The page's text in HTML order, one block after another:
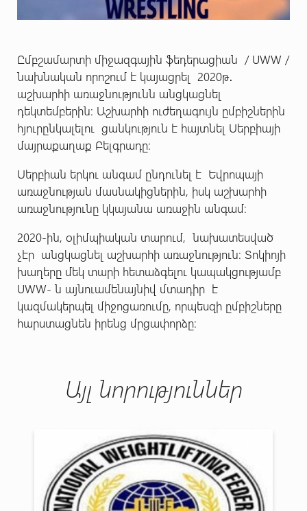
Ըմբշամարտի միջազգային ֆեդերացիան / UWW /
նախնական որոշում է կայացրել 2020թ․
աշխարհի առաջնությունն անցկացնել
դեկտեմբերին։ Աշխարհի ուժեղագույն ըմբիշներին
հյուրընկալելու ցանկություն է հայտնել Սերբիայի
մայրաքաղաք Բելգրադը:
Սերբիան երկու անգամ ընդունել է Եվրոպայի
առաջնության մասնակիցներին, իսկ աշխարհի
առաջնությունը կկայանա առաջին անգամ։
2020-ին, օլիմպիական տարում, նախատեսված
չէր անցկացնել աշխարհի առաջնություն։ Տոկիոյի
խաղերը մեկ տարի հետաձգելու կապակցությամբ
UWW- ն այնուամենայնիվ մտադիր է
կազմակերպել միջոցառումը, որպեսզի ըմբիշները
հարստացնեն իրենց մրցափորձը:
Այլ նորություններ